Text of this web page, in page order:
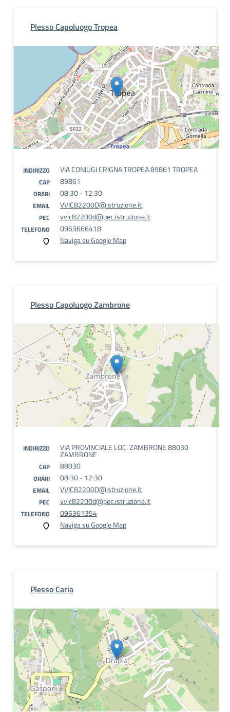
Plesso Capoluogo Tropea
INDIRIZZO VIA CONIUGI CRIGNA TROPEA 89861 TROPEA
CAP 89861
ORARI 08:30 - 12:30
EMAIL VVIC82200D@istruzione.it
PEC vvic82200d@pec.istruzione.it
TELEFONO
0963666418
Naviga su Google Map
Plesso Capoluogo Zambrone
INDIRIZZO VIA PROVINCIALE LOC. ZAMBRONE 88030
ZAMBRONE
CAP 88030
ORARI 08:30 - 12:30
EMAIL VVIC82200D@istruzione.it
PEC vvic82200d@pec.istruzione.it
TELEFONO
096361354
Naviga su Google Map
Plesso Caria